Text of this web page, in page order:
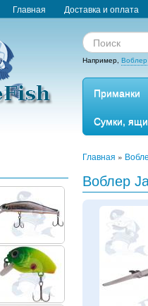
Главная Доставка и оплата
Например, Воблер
Приманки
Сумки,
Главная »
Воблер